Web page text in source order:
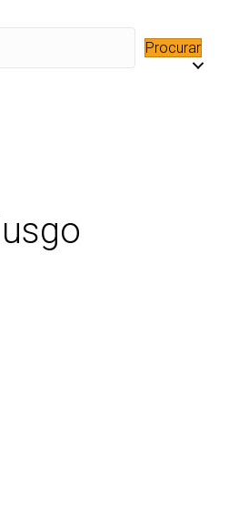
Procurar